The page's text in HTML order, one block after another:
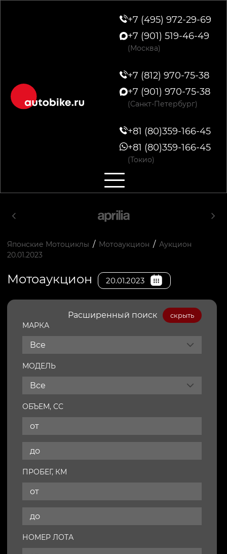
+7 (495) 972-29-69
+7 (901) 519-46-49
(Москва)
+7 (812) 970-75-38
+7 (901) 970-75-38
(Санкт-Петербург)
+81 (80)359-166-45
+81 (80)359-166-45
(Токио)
Японские Мотоциклы / Мотоаукцион / Аукцион
20.01.2023
Мотоаукцион 20.01.2023
Расширенный поиск скрыть
МАРКА
Все
МОДЕЛЬ
Все
ОБЪЕМ, СС
ПРОБЕГ, КМ
НОМЕР ЛОТА